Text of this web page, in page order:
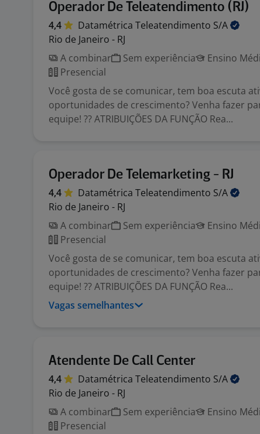
Operador De Teleatendimento (RJ)
4,4 Datamétrica Teleatendimento S/A
Rio de Janeiro - RJ
A combinar
Sem experiência
Ensino
Presencial
Você gosta de se comunicar, tem boa escuta
oportunidades de crescimento? Venha fazer
equipe! ?? ATRIBUIÇÕES DA FUNÇÃO Rea...
Operador De Telemarketing - RJ
4,4 Datamétrica Teleatendimento S/A
Rio de Janeiro - RJ
A combinar
Sem experiência
Ensino
Presencial
Você gosta de se comunicar, tem boa escuta
oportunidades de crescimento? Venha fazer
equipe! ?? ATRIBUIÇÕES DA FUNÇÃO Rea...
Vagas semelhantes
Atendente De Call Center
4,4 Datamétrica Teleatendimento S/A
Rio de Janeiro - RJ
A combinar
Sem experiência
Ensino
Presencial